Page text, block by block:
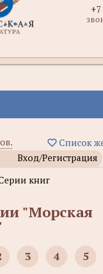
Список
Вход/Регистрация
книг
"Морская
3 4 5